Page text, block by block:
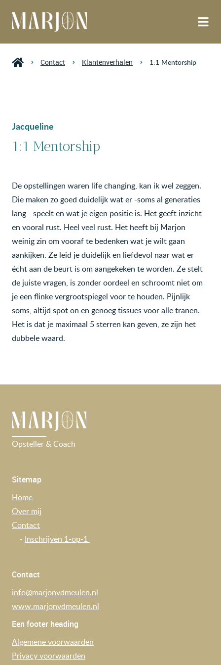
Contact Klantenverhalen 1:1 Mentorship
Jacqueline
1:1 Mentorship
De opstellingen waren life changing, kan ik wel zeggen.
Die maken zo goed duidelijk wat er -soms al generaties
lang - speelt en wat je eigen positie is. Het geeft inzicht
en vooral rust. Heel veel rust. Het heeft bij Marjon
weinig zin om vooraf te bedenken wat je wilt gaan
aankijken. Ze leid je duidelijk en liefdevol naar wat er
écht aan de beurt is om aangekeken te worden. Ze stelt
de juiste vragen, is zonder oordeel en schroomt niet om
je een flinke vergrootspiegel voor te houden. Pijnlijk
soms, altijd spot on en genoeg tissues voor alle tranen.
Het is dat je maximaal 5 sterren kan geven, ze zijn het
dubbele waard.
Opsteller & Coach
Sitemap
Home
Over mij
Contact
- Inschrijven 1-op-1
Contact
info@marjonvdmeulen.nl
www.marjonvdmeulen.nl
Een footer heading
Algemene voorwaarden
Privacy voorwaarden